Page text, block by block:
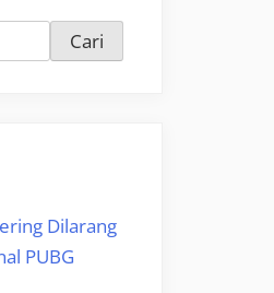
Cari
Dilarang
PUBG